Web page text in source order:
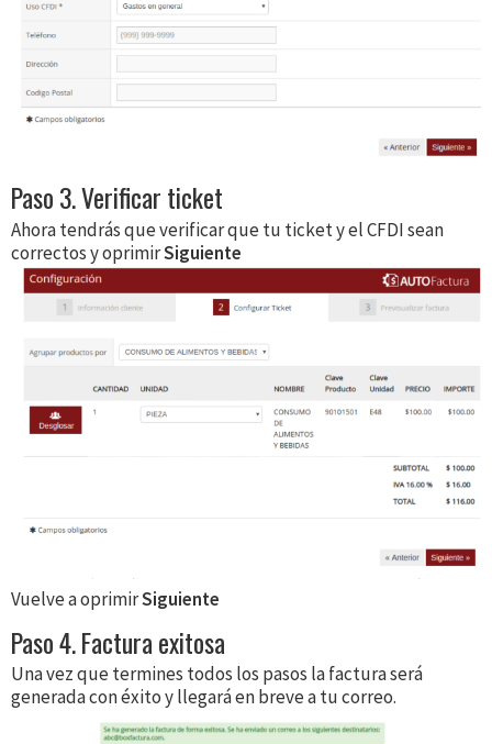
Paso 3. Verificar ticket
Ahora tendrás que verificar que tu ticket y el CFDI sean
correctos y oprimirSiguiente
Vuelve a oprimirSiguiente
Paso 4. Factura exitosa
Una vez que termines todos los pasos la factura será
generada con éxito y llegará en breve a tu correo.